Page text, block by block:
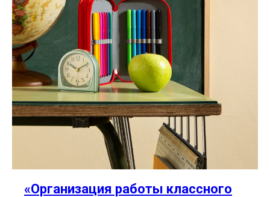
«Организация работы классного